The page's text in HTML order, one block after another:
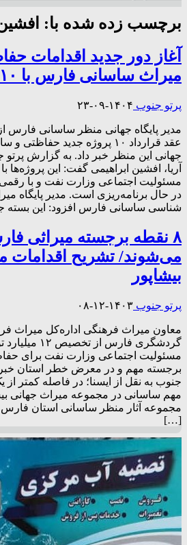
برچسب زده شده با:
آغاز دور جدید اقدامات
میراث ساسانی فارس با ۱۰ پروژه
پرتو جنوب ۱۴۰۴-۰۹-۲۳
مدیر پایگاه جهانی منظر ساسانی فارس
عقد قرارداد ۱۰ پروژه جدید
جهانی این منظر خبر داد. به گزارش پرتو
آریا، افشین ابراهیمی گفت: این پروژه‌ها با
در حال برنامه‌ریزی است. مدیر پایگاه
شناسی ساسانی فارس افزود: این بسته
۸ نقطه برجسته میراثی
می‌شوند/ تشریح اقدامات
بیشاپور
پرتو جنوب ۱۴۰۳-۱۲-۰۸
معاون میراث فرهنگی اداره‌کل میراث
گردشگری فارس
برجسته مهم و در معرض خطر استان خبر
مهم ساسانی در مجموعه میراث جهانی
مجموعه آثار منظر ساسانی استان
[…]